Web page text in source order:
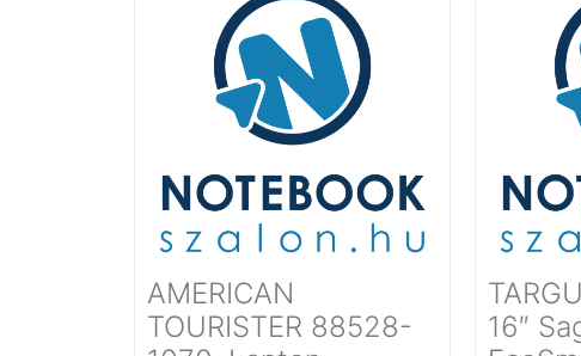
AMERICAN
TOURISTER 88528-
16″